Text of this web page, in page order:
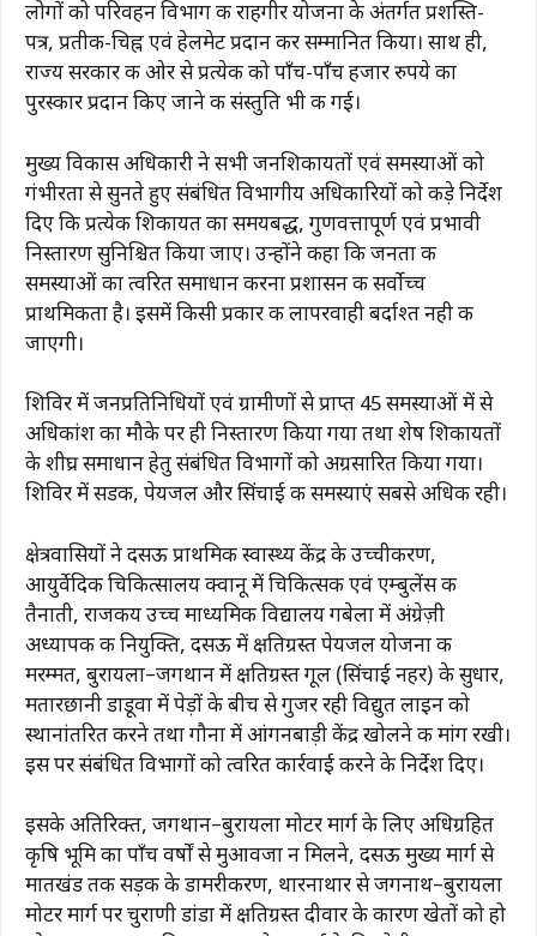
लोगों को परिवहन विभाग की राहगीर योजना के अंतर्गत प्रशस्ति-
पत्र, प्रतीक-चिह्न एवं हेलमेट प्रदान कर सम्मानित किया। साथ ही,
राज्य सरकार की ओर से प्रत्येक को पाँच-पाँच हजार रुपये का
पुरस्कार प्रदान किए जाने की संस्तुति भी की गई।
मुख्य विकास अधिकारी ने सभी जनशिकायतों एवं समस्याओं को
गंभीरता से सुनते हुए संबंधित विभागीय अधिकारियों को कड़े निर्देश
दिए कि प्रत्येक शिकायत का समयबद्ध, गुणवत्तापूर्ण एवं प्रभावी
निस्तारण सुनिश्चित किया जाए। उन्होंने कहा कि जनता की
समस्याओं का त्वरित समाधान करना प्रशासन की सर्वाेच्च
प्राथमिकता है। इसमें किसी प्रकार की लापरवाही बर्दाश्त नही की
जाएगी।
शिविर में जनप्रतिनिधियों एवं ग्रामीणों से प्राप्त 45 समस्याओं में से
अधिकांश का मौके पर ही निस्तारण किया गया तथा शेष शिकायतों
के शीघ्र समाधान हेतु संबंधित विभागों को अग्रसारित किया गया।
शिविर में सडक, पेयजल और सिंचाई की समस्याएं सबसे अधिक रही।
क्षेत्रवासियों ने दसऊ प्राथमिक स्वास्थ्य केंद्र के उच्चीकरण,
आयुर्वेदिक चिकित्सालय क्वानू में चिकित्सक एवं एम्बुलेंस की
तैनाती, राजकीय उच्च माध्यमिक विद्यालय गबेला में अंग्रेज़ी
अध्यापक की नियुक्ति, दसऊ में क्षतिग्रस्त पेयजल योजना की
मरम्मत, बुरायला–जगथान में क्षतिग्रस्त गूल (सिंचाई नहर) के सुधार,
मतारछानी डाडूवा में पेड़ों के बीच से गुजर रही विद्युत लाइन को
स्थानांतरित करने तथा गौना में आंगनबाड़ी केंद्र खोलने की मांग रखी।
इस पर संबंधित विभागों को त्वरित कार्रवाई करने के निर्देश दिए।
इसके अतिरिक्त, जगथान–बुरायला मोटर मार्ग के लिए अधिग्रहित
कृषि भूमि का पाँच वर्षों से मुआवजा न मिलने, दसऊ मुख्य मार्ग से
मातखंड तक सड़क के डामरीकरण, थारनाथार से जगनाथ–बुरायला
मोटर मार्ग पर चुराणी डांडा में क्षतिग्रस्त दीवार के कारण खेतों को हो